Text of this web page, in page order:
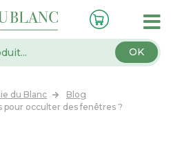
OK
du Blanc
Blog
pour occulter des fenêtres ?